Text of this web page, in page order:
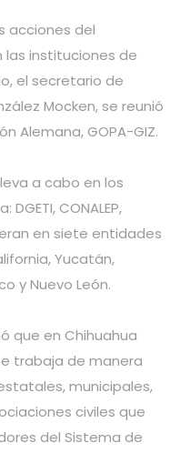
acciones del
las instituciones de
el secretario de
Mocken, se reunió
Alemana, GOPA-GIZ.
a cabo en los
CONALEP,
en siete entidades
Yucatán,
y Nuevo León.
que en Chihuahua
trabaja de manera
municipales,
civiles que
del Sistema de